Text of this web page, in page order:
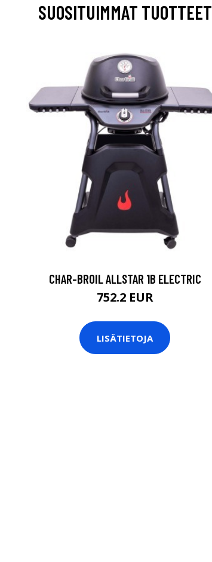
SUOSITUIMMAT TUOTTEET
CHAR-BROIL ALLSTAR 1B ELECTRIC
752.2 EUR
LISÄTIETOJA